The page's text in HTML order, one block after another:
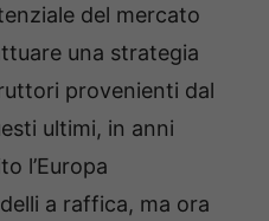
del mercato
una strategia
provenienti dal
ultimi, in anni
l’Europa
a raffica, ma ora